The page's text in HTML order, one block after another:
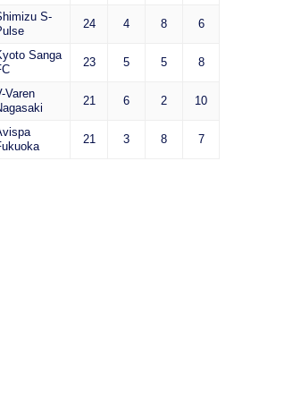
S-
24 4 8 6
Sanga
23 5 5 8
Varen
21 6 2 10
21 3 8 7